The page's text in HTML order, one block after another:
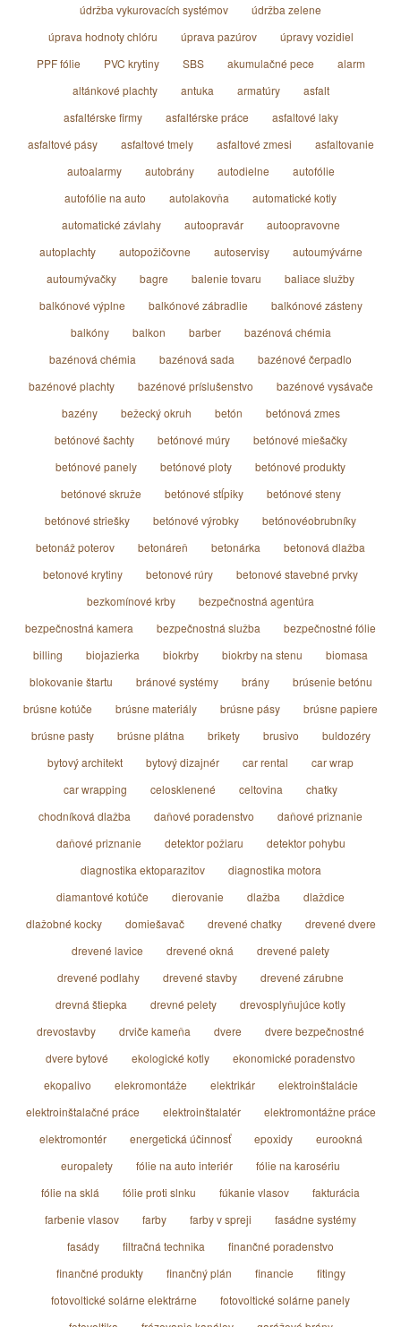
údržba vykurovacích systémov
údržba zelene
úprava hodnoty chlóru
úprava pazúrov
úpravy vozidiel
PPF fólie
PVC krytiny SBS akumulačné pece
alarm
altánkové plachty
antuka armatúry
asfalt
asfaltérske firmy
asfaltérske práce
asfaltové laky
asfaltové pásy
asfaltové tmely asfaltové zmesi
asfaltovanie
autoalarmy
autobrány autodielne
autofólie
autofólie na auto
autolakovňa
automatické kotly
automatické závlahy
autoopravár
autoopravovne
autoplachty
autopožičovne autoservisy
autoumývárne
autoumývačky
bagre balenie tovaru
baliace služby
balkónové výplne
balkónové zábradlie
balkónové zásteny
balkóny
balkon barber
bazénová chémia
bazénová chémia
bazénová sada
bazénové čerpadlo
bazénové plachty
bazénové príslušenstvo
bazénové vysávače
bazény
bežecký okruh betón
betónová zmes
betónové šachty
betónové múry
betónové miešačky
betónové panely
betónové ploty
betónové produkty
betónové skruže
betónové stĺpiky
betónové steny
betónové striešky
betónové výrobky
betónovéobrubníky
betonáž poterov
betonáreň betonárka
betonová dlažba
betonové krytiny
betonové rúry
betonové stavebné prvky
bezkomínové krby
bezpečnostná agentúra
bezpečnostná kamera
bezpečnostná služba
bezpečnostné fólie
billing
biojazierka biokrby biokrby na stenu
biomasa
blokovanie štartu
bránové systémy brány
brúsenie betónu
brúsne kotúče
brúsne materiály brúsne pásy
brúsne papiere
brúsne pasty
brúsne plátna brikety brusivo
buldozéry
bytový architekt
bytový dizajnér car rental
car wrap
car wrapping
celosklenené celtovina
chatky
chodníková dlažba
daňové poradenstvo
daňové priznanie
daňové priznanie
detektor požiaru
detektor pohybu
diagnostika ektoparazitov
diagnostika motora
diamantové kotúče
dierovanie dlažba
dlaždice
dlažobné kocky
domiešavač drevené chatky
drevené dvere
drevené lavice
drevené okná
drevené palety
drevené podlahy
drevené stavby
drevené zárubne
drevná štiepka
drevné pelety
drevosplyňujúce kotly
drevostavby
drviče kameňa dvere
dvere bezpečnostné
dvere bytové
ekologické kotly
ekonomické poradenstvo
ekopalivo
elekromontáže elektrikár
elektroinštalácie
elektroinštalačné práce
elektroinštalatér
elektromontážne práce
elektromontér
energetická účinnosť epoxidy
eurookná
europalety
fólie na auto interiér
fólie na karosériu
fólie na sklá
fólie proti slnku fúkanie vlasov
fakturácia
farbenie vlasov
farby farby v spreji
fasádne systémy
fasády
filtračná technika
finančné poradenstvo
finančné produkty
finančný plán financie
fitingy
fotovoltické solárne elektrárne
fotovoltické solárne panely